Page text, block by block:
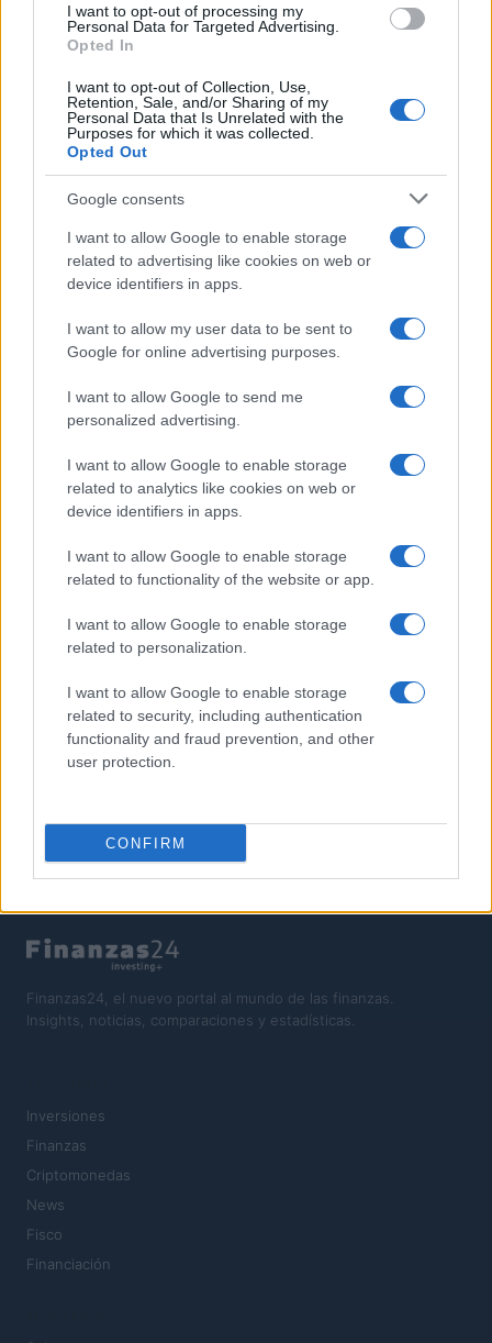
I want to opt-out of processing my
Personal Data for Targeted Advertising.
Opted In
I want to opt-out of Collection, Use,
Retention, Sale, and/or Sharing of my
Personal Data that Is Unrelated with the
Purposes for which it was collected.
Opted Out
Google consents
I want to allow Google to enable storage
related to advertising like cookies on web or
device identifiers in apps.
I want to allow my user data to be sent to
Google for online advertising purposes.
I want to allow Google to send me
personalized advertising.
I want to allow Google to enable storage
related to analytics like cookies on web or
device identifiers in apps.
I want to allow Google to enable storage
related to functionality of the website or app.
I want to allow Google to enable storage
related to personalization.
I want to allow Google to enable storage
related to security, including authentication
functionality and fraud prevention, and other
user protection.
CONFIRM
XRP $1.04
Solana
(SOL)
$75.21
$6.55
Terra Luna Classic $0.000049
MÁS LEÍDOS
Pequeñas Empresas
El oro alcanza un récord histórico al superar los 4.400 dólares
El euro cede terreno frente al dólar en una semana de
contrastes cambiarios
Brent cae a 91.82 USD y arrastra a materias primas clave
Finanzas24, el nuevo portal al mundo de las finanzas.
Insights, noticias, comparaciones y estadísticas.
Inversiones
Finanzas
Criptomonedas
News
Fisco
Financiación